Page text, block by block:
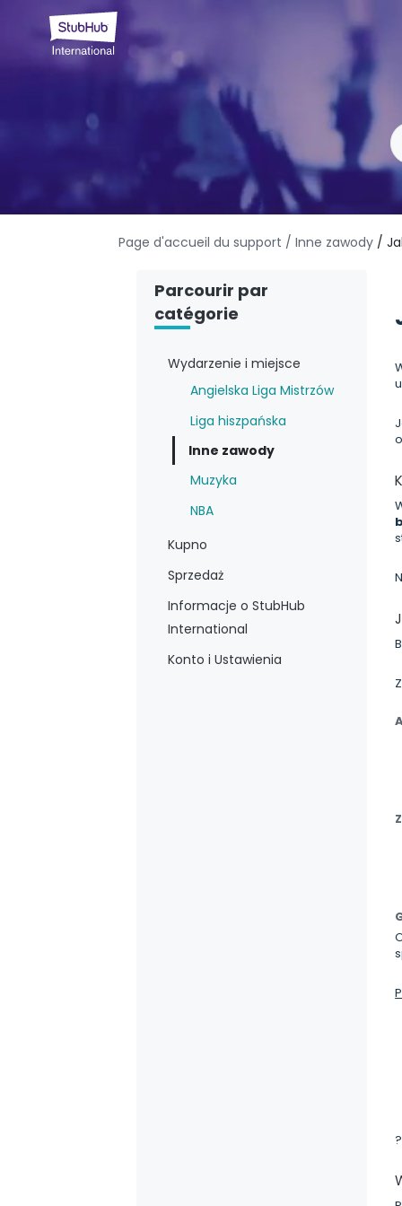
Page d'accueil du support / Inne zawody /
Parcourir par
catégorie
Wydarzenie i miejsce
Angielska Liga Mistrzów
Liga hiszpańska
Inne zawody
Muzyka
NBA
Kupno
Sprzedaż
Informacje o StubHub
International
Konto i Ustawienia